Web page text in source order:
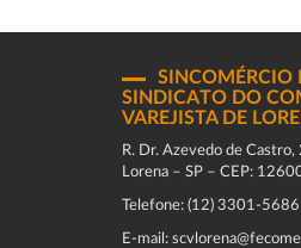
SINCOMÉRCIO
SINDICATO DO
VAREJISTA DE
R. Dr. Azevedo de
Lorena – SP – CEP:
Telefone: (12) 3301-5686
E-mail: